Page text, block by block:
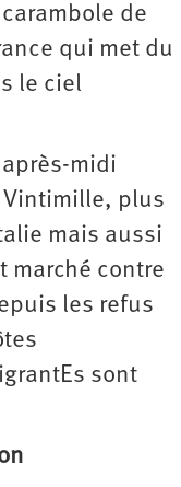
de
qui met du
le ciel
midi
Vintimille, plus
mais aussi
marché contre
les refus
sont